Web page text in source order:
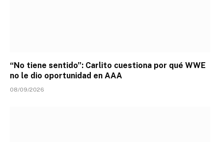
“No tiene sentido”: Carlito cuestiona por qué WWE
no le dio oportunidad en AAA
08/09/2026